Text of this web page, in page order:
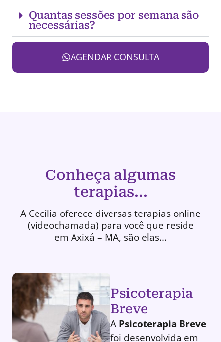
Quantas sessões por semana são
necessárias?
AGENDAR CONSULTA
Conheça algumas
terapias...
A Cecília oferece diversas terapias online
(videochamada) para você que reside
em Axixá – MA, são elas...
Psicoterapia
Breve
A Psicoterapia Breve
foi desenvolvida em